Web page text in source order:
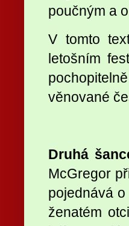
poučným a
V tomto
letošním
věnované
Druhá
McGregor
pojednává
ženatém